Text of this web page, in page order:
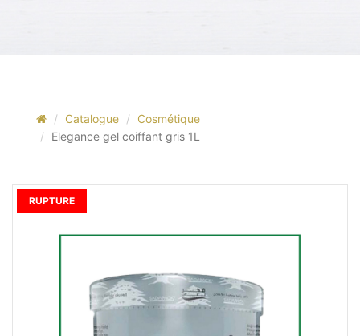
Catalogue
Cosmétique
Elegance gel coiffant gris 1L
RUPTURE